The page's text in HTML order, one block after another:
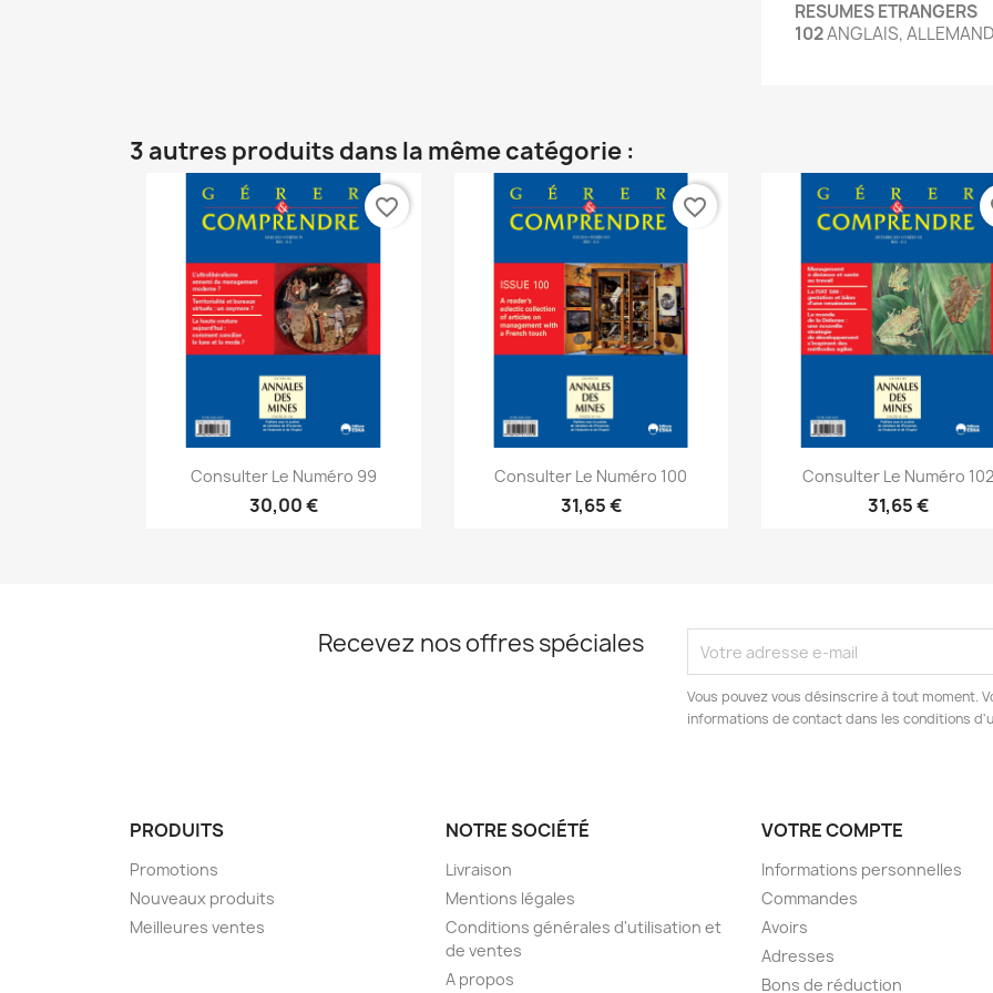
RESUMES ETRANGERS
102ANGLAIS,
3 autres produits dans la même catégorie :
Aperçu rapide
Consulter Le Numéro 99
30,00 €
favorite_border
Aperçu rapide
Consulter Le Numéro 100
31,65 €
favorite_border
Aperçu rapide
Consulter Le Numéro 102
31,65 €
Recevez nos offres spéciales
Vous pouvez vous désinscrire à tout moment.
informations de contact dans les conditions
PRODUITS
Promotions
Nouveaux produits
Meilleures ventes
NOTRE SOCIÉTÉ
Livraison
Mentions légales
Conditions générales d'utilisation et
de ventes
A propos
VOTRE COMPTE
Informations personnelles
Commandes
Avoirs
Adresses
Bons de réduction